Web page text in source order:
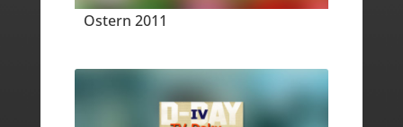
Ostern 2011